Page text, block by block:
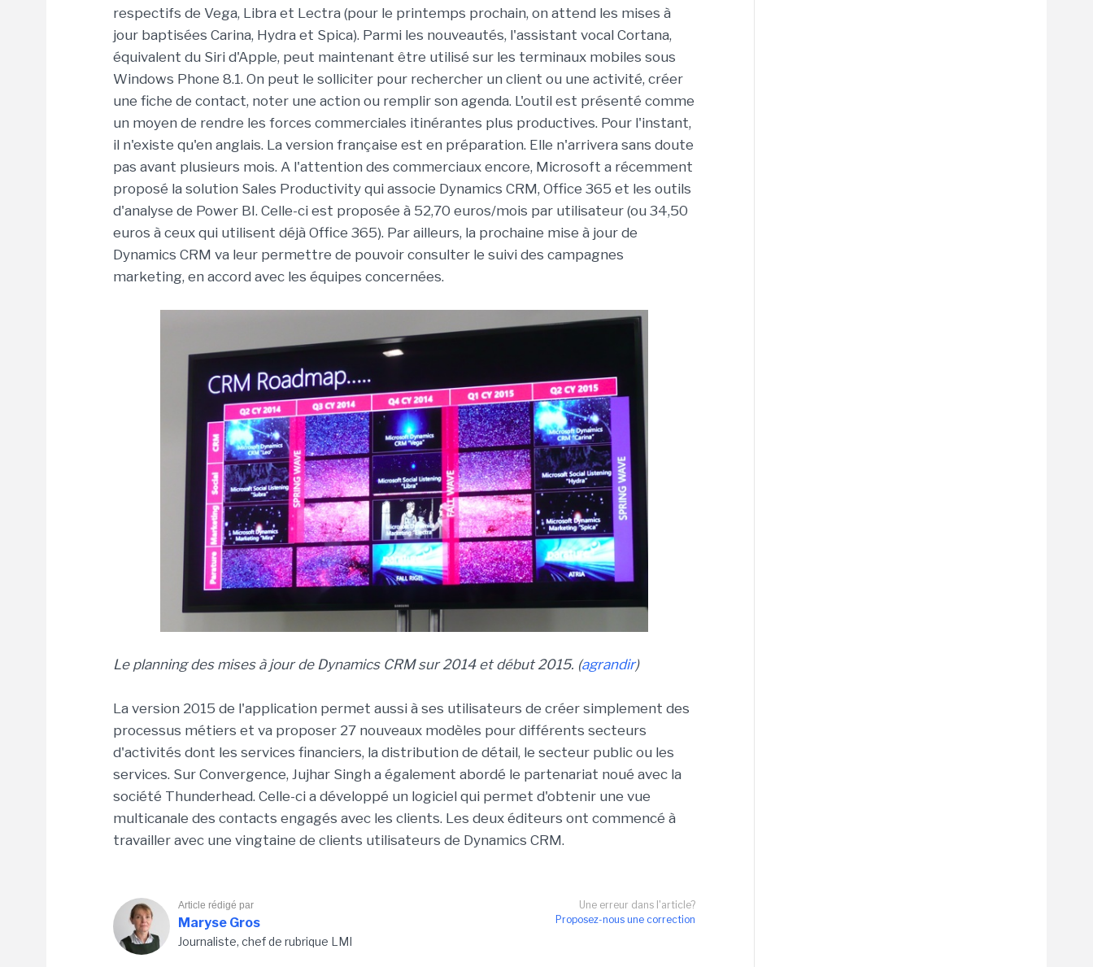
respectifs de Vega, Libra et Lectra (pour le printemps prochain, on attend les mises à
jour baptisées Carina, Hydra et Spica). Parmi les nouveautés, l'assistant vocal Cortana,
équivalent du Siri d'Apple, peut maintenant être utilisé sur les terminaux mobiles sous
Windows Phone 8.1. On peut le solliciter pour rechercher un client ou une activité, créer
une fiche de contact, noter une action ou remplir son agenda. L'outil est présenté comme
un moyen de rendre les forces commerciales itinérantes plus productives. Pour l'instant,
il n'existe qu'en anglais. La version française est en préparation. Elle n'arrivera sans doute
pas avant plusieurs mois. A l'attention des commerciaux encore, Microsoft a récemment
proposé la solution Sales Productivity qui associe Dynamics CRM, Office 365 et les outils
d'analyse de Power BI. Celle-ci est proposée à 52,70 euros/mois par utilisateur (ou 34,50
euros à ceux qui utilisent déjà Office 365). Par ailleurs, la prochaine mise à jour de
Dynamics CRM va leur permettre de pouvoir consulter le suivi des campagnes
marketing, en accord avec les équipes concernées.
Le planning des mises à jour de Dynamics CRM sur 2014 et début 2015. (agrandir)
La version 2015 de l'application permet aussi à ses utilisateurs de créer simplement des
processus métiers et va proposer 27 nouveaux modèles pour différents secteurs
d'activités dont les services financiers, la distribution de détail, le secteur public ou les
services. Sur Convergence, Jujhar Singh a également abordé le partenariat noué avec la
société Thunderhead. Celle-ci a développé un logiciel qui permet d'obtenir une vue
multicanale des contacts engagés avec les clients. Les deux éditeurs ont commencé à
travailler avec une vingtaine de clients utilisateurs de Dynamics CRM.
Une erreur dans l'article?
Proposez-nous une correction
Article rédigé par
Maryse Gros
Journaliste, chef de rubrique LMI